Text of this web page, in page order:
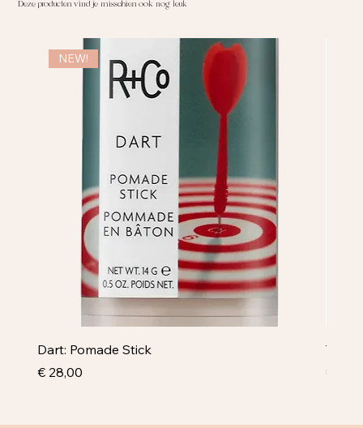
NEW!
Dart: Pomade Stick
Prijs
€ 28,00
Prijs
€
Deze producten vind je misschien ook nog leuk